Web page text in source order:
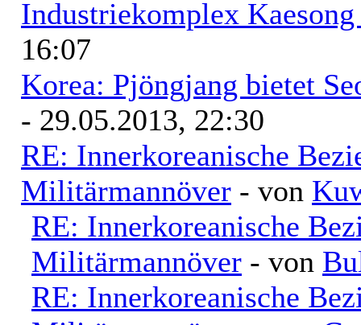
Industriekomplex
16:07
Korea: Pjöngjang bietet
- 29.05.2013, 22:30
RE: Innerkoreanische
Militärmannöver - von
RE: Innerkoreanische
Militärmannöver - von
RE: Innerkoreanische